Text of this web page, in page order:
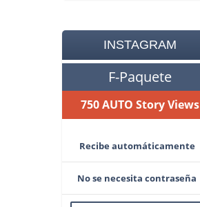
INSTAGRAM
F-Paquete
750 AUTO Story Views
Recibe automáticamente
No se necesita contraseña